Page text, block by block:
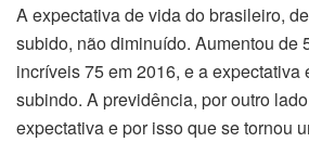
A expectativa de vida do brasileiro,
subido, não diminuído. Aumentou de
incríveis 75 em 2016, e a expectativa
subindo. A previdência, por outro
expectativa e por isso que se tornou